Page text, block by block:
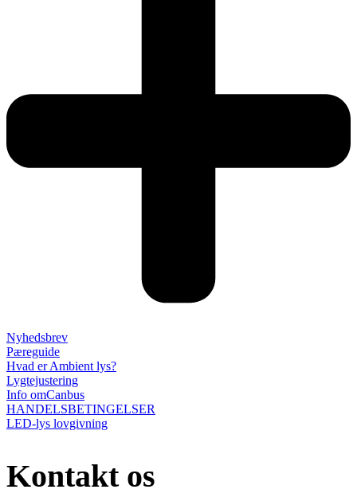
Nyhedsbrev
Pæreguide
Hvad er Ambient lys?
Lygtejustering
Info omCanbus
HANDELSBETINGELSER
LED-lys lovgivning
Kontakt os